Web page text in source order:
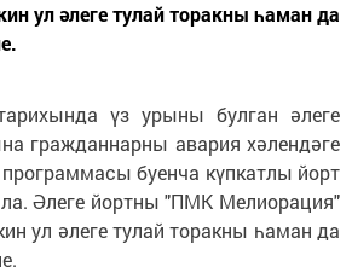
ул әлеге тулай торакны һаман да
үз урыны булган әлеге
гражданнарны авария хәлендәге
буенча күпкатлы йорт
Әлеге йортны "ПМК Мелиорация"
ул әлеге тулай торакны һаман да